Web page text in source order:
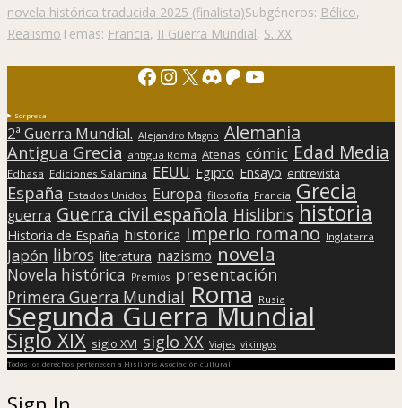
novela histórica traducida 2025 (finalista)Subgéneros: Bélico,
RealismoTemas: Francia, II Guerra Mundial, S. XX
Facebook
Instagram
X Discord
Patreon
YouTube
Sorpresa
2ª Guerra Mundial. Alejandro Magno Alemania
Antigua Grecia antigua Roma Atenas cómic Edad Media
Edhasa Ediciones Salamina EEUU Egipto Ensayo entrevista
España Estados Unidos Europa filosofía Francia Grecia
guerra Guerra civil española Hislibris historia
Historia de España histórica Imperio romano Inglaterra
Japón libros literatura nazismo novela
Novela histórica Premios presentación
Primera Guerra Mundial Roma Rusia
Segunda Guerra Mundial
Siglo XIX siglo XVI siglo XX Viajes vikingos
Todos los derechos pertenecen a Hislibris Asociación cultural